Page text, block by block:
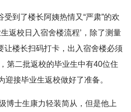
到了楼长阿姨热情又“严肃”的欢
返校日入宿舍楼流程’，除了测量
让楼长扫码打卡，出入宿舍楼必须
第二批返校的毕业生中有40位住
迎接毕业生返校做好了准备。
博士生康力轻装简从，但是他上